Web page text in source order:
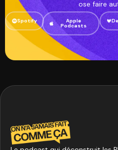
ose faire
Spotify Apple
Podcasts